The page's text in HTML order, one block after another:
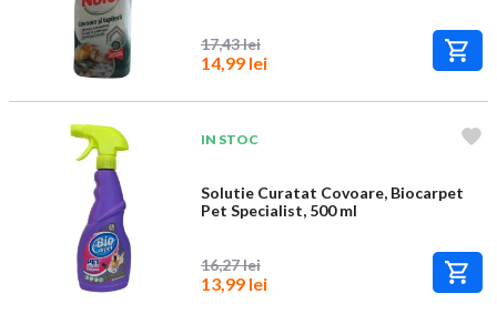
17,43 lei
14,99 lei
IN STOC
Solutie Curatat Covoare, Biocarpet
Pet Specialist, 500 ml
16,27 lei
13,99 lei